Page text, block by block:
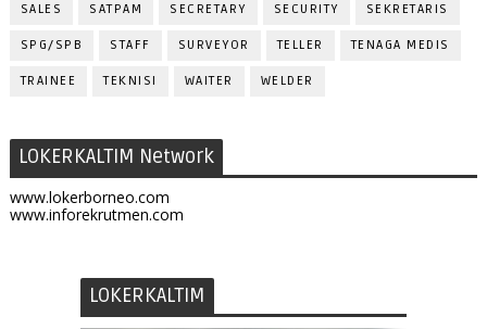
SALES SATPAM SECRETARY SECURITY SEKRETARIS
SPG/SPB STAFF SURVEYOR TELLER TENAGA MEDIS
TRAINEE TEKNISI WAITER WELDER
LOKERKALTIM Network
www.lokerborneo.com
www.inforekrutmen.com
LOKERKALTIM